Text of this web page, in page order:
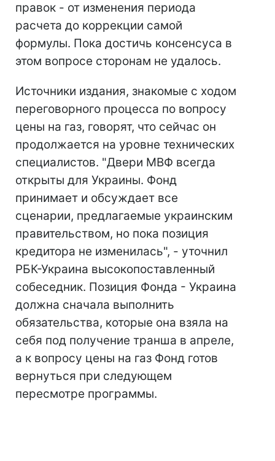
правок - от изменения периода
расчета до коррекции самой
формулы. Пока достичь консенсуса в
этом вопросе сторонам не удалось.
Источники издания, знакомые с ходом
переговорного процесса по вопросу
цены на газ, говорят, что сейчас он
продолжается на уровне технических
специалистов. "Двери МВФ всегда
открыты для Украины. Фонд
принимает и обсуждает все
сценарии, предлагаемые украинским
правительством, но пока позиция
кредитора не изменилась", - уточнил
РБК-Украина высокопоставленный
собеседник. Позиция Фонда - Украина
должна сначала выполнить
обязательства, которые она взяла на
себя под получение транша в апреле,
а к вопросу цены на газ Фонд готов
вернуться при следующем
пересмотре программы.